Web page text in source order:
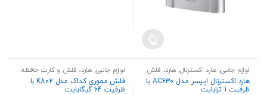
لوازم جانبی, هارد اکسترنال, هارد، فلش
و کارت حافظه
هارد اکسترنال اپیسر مدل AC630 با
ظرفیت 1 ترابایت
لوازم جانبی, هارد، فلش و کارت حافظه
فلش مموری کداک مدل K802 با
ظرفیت 64 گیگابایت